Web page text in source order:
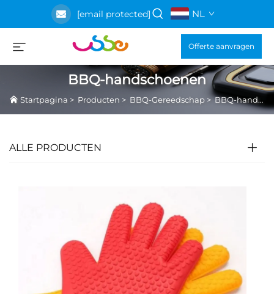
[email protected] NL
Offerte aanvragen
BBQ-handschoenen
Startpagina > Producten > BBQ-Gereedschap >BBQ-handschoenen
ALLE PRODUCTEN